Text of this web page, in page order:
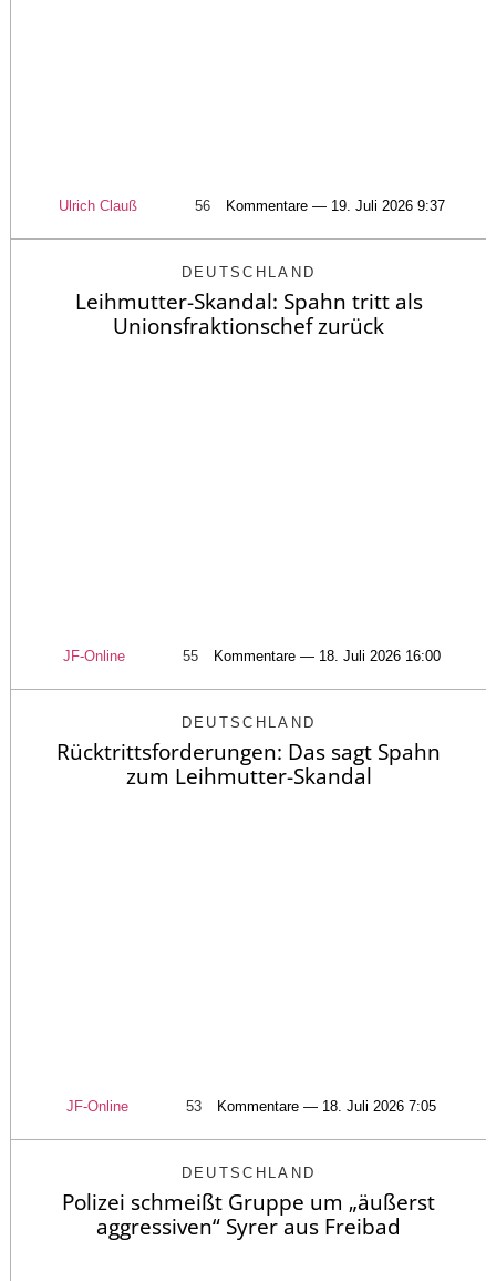
Ulrich Clauß 56 Kommentare — 19. Juli 2026 9:37
DEUTSCHLAND
Leihmutter-Skandal: Spahn tritt als
Unionsfraktionschef zurück
JF-Online 55 Kommentare — 18. Juli 2026 16:00
DEUTSCHLAND
Rücktrittsforderungen: Das sagt Spahn
zum Leihmutter-Skandal
JF-Online 53 Kommentare — 18. Juli 2026 7:05
DEUTSCHLAND
Polizei schmeißt Gruppe um „äußerst
aggressiven“ Syrer aus Freibad